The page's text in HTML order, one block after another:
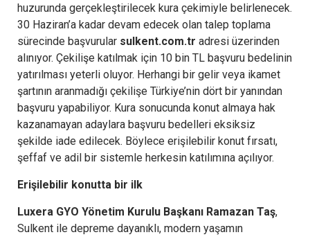
huzurunda gerçekleştirilecek kura çekimiyle belirlenecek.
30 Haziran’a kadar devam edecek olan talep toplama
sürecinde başvurular sulkent.com.tr adresi üzerinden
alınıyor. Çekilişe katılmak için 10 bin TL başvuru bedelinin
yatırılması yeterli oluyor. Herhangi bir gelir veya ikamet
şartının aranmadığı çekilişe Türkiye’nin dört bir yanından
başvuru yapabiliyor. Kura sonucunda konut almaya hak
kazanamayan adaylara başvuru bedelleri eksiksiz
şekilde iade edilecek. Böylece erişilebilir konut fırsatı,
şeffaf ve adil bir sistemle herkesin katılımına açılıyor.
Erişilebilir konutta bir ilk
Luxera GYO Yönetim Kurulu Başkanı Ramazan Taş,
Sulkent ile depreme dayanıklı, modern yaşamın